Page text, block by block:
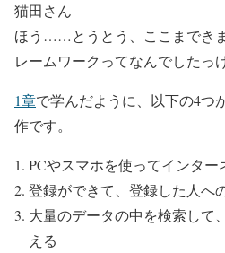
猫田さん
ほう……とうとう、ここまでき
レームワークってなんでしたっ
1章で学んだように、以下の4つ
作です。
PCやスマホを使ってインタ
登録ができて、登録した人へ
大量のデータの中を検索して
える